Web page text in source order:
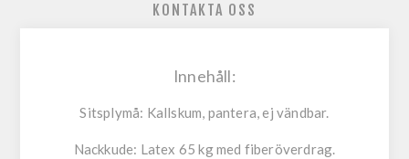
KONTAKTA OSS
Innehåll:
Sitsplymå: Kallskum, pantera, ej vändbar.
Nackkude: Latex 65 kg med fiberöverdrag.